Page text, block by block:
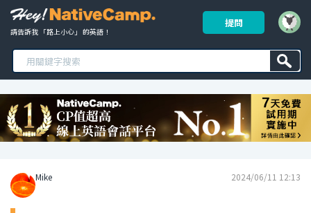
請告訴我 「路上小心」 的英語！
提問
Mike 2024/06/11 12:13